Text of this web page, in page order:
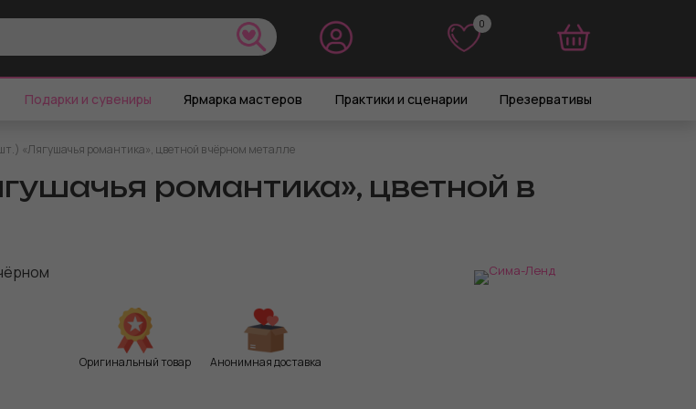
0
Подарки и сувениры Ярмарка мастеров Практики и сценарии Презервативы
«Лягушачья романтика», цветной в чёрном металле
романтика», цветной в
Оригинальный товар Анонимная доставка